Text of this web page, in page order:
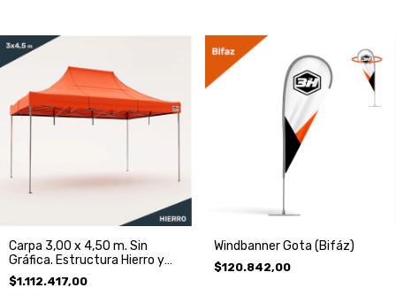
Carpa 3,00 x 4,50 m. Sin
Gráfica. Estructura Hierro y
Techo.
$1.112.417,00
Windbanner Gota (Bifáz)
$120.842,00